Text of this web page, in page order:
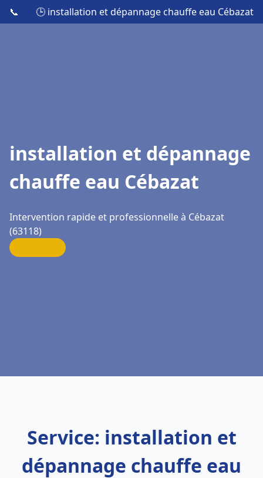
📞 🕒 installation et dépannage chauffe eau Cébazat
installation et dépannage
chauffe eau Cébazat
Intervention rapide et professionnelle à Cébazat
(63118)
Service: installation et
dépannage chauffe eau